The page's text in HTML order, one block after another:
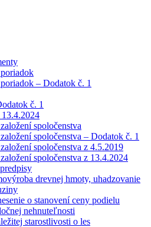
– Dodatok č. 1
č. 1
spoločenstva
spoločenstva – Dodatok č. 1
spoločenstva z 4.5.2019
spoločenstva z 13.4.2024
drevnej hmoty, uhadzovanie
o stanovení ceny podielu
nehnuteľnosti
starostlivosti o les